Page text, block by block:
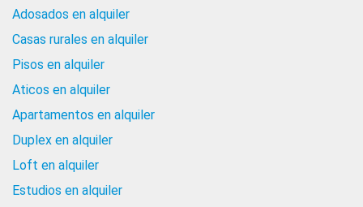
Adosados en alquiler
Casas rurales en alquiler
Pisos en alquiler
Aticos en alquiler
Apartamentos en alquiler
Duplex en alquiler
Loft en alquiler
Estudios en alquiler